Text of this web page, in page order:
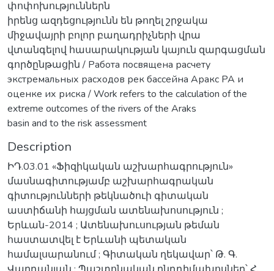
փոփոխություններն
իրենց ազդեցությունն են թողել շրջակա
միջավայրի բոլոր բաղադրիչների վրա
վտանգելով հասարակության կայուն զարգացման
գործընթացին / Работа посвящена расчету
экстремальных расходов рек бассейна Аракс РА и
оценке их риска / Work refers to the calculation of the
extreme outcomes of the rivers of the Araks
basin and to the risk assessment
Description
ԻԴ.03.01 «Ֆիզիկական աշխարհագրություն»
մասնագիտությամբ աշխարհագրական
գիտությունների թեկնածուի գիտական
աստիճանի հայցման ատենախոսություն ;
Երևան-2014 ; Ատենախուսության թեման
հաստատվել է Երևանի պետական
համալսարանում ; Գիտական ղեկավար՝ Թ. Գ.